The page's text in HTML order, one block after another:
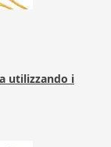
utilizzando i